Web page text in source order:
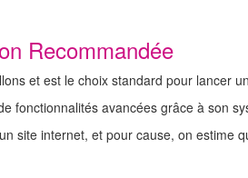
Recommandée
et est le choix standard pour lancer
fonctionnalités avancées grâce à son
site internet, et pour cause, on estime